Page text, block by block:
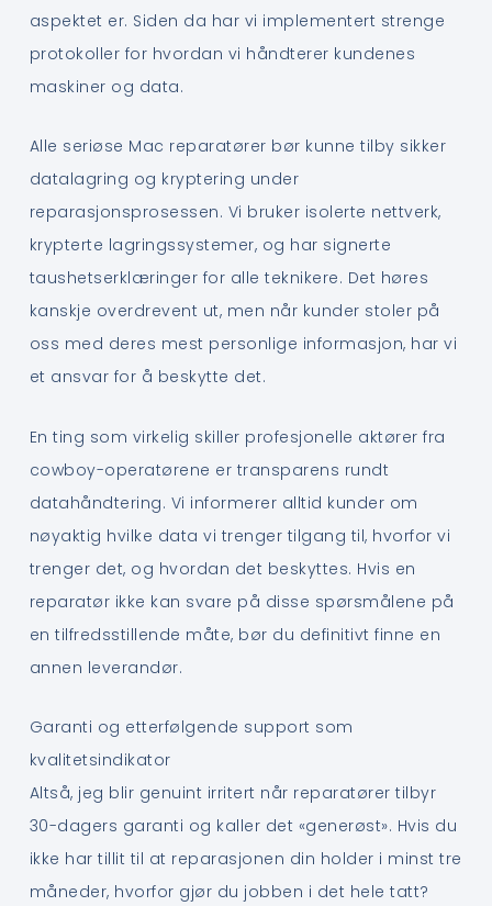
aspektet er. Siden da har vi implementert strenge
protokoller for hvordan vi håndterer kundenes
maskiner og data.
Alle seriøse Mac reparatører bør kunne tilby sikker
datalagring og kryptering under
reparasjonsprosessen. Vi bruker isolerte nettverk,
krypterte lagringssystemer, og har signerte
taushetserklæringer for alle teknikere. Det høres
kanskje overdrevent ut, men når kunder stoler på
oss med deres mest personlige informasjon, har vi
et ansvar for å beskytte det.
En ting som virkelig skiller profesjonelle aktører fra
cowboy-operatørene er transparens rundt
datahåndtering. Vi informerer alltid kunder om
nøyaktig hvilke data vi trenger tilgang til, hvorfor vi
trenger det, og hvordan det beskyttes. Hvis en
reparatør ikke kan svare på disse spørsmålene på
en tilfredsstillende måte, bør du definitivt finne en
annen leverandør.
Garanti og etterfølgende support som
kvalitetsindikator
Altså, jeg blir genuint irritert når reparatører tilbyr
30-dagers garanti og kaller det «generøst». Hvis du
ikke har tillit til at reparasjonen din holder i minst tre
måneder, hvorfor gjør du jobben i det hele tatt?